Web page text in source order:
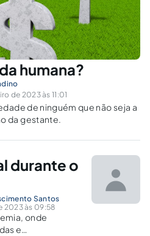
humana?
de 2023 às 11:01
de ninguém que não seja a
da gestante.
durante o
Santos
2023 às 09:58
onde
e